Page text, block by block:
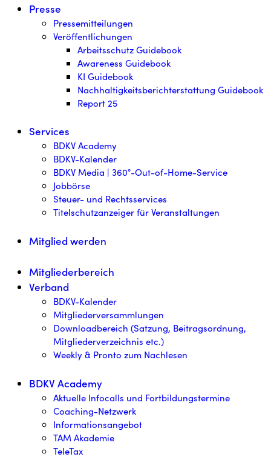
Presse
Pressemitteilungen
Veröffentlichungen
Arbeitsschutz Guidebook
Awareness Guidebook
KI Guidebook
Nachhaltigkeitsberichterstattung Guidebook
Report 25
Services
BDKV Academy
BDKV-Kalender
BDKV Media | 360°-Out-of-Home-Service
Jobbörse
Steuer- und Rechtsservices
Titelschutzanzeiger für Veranstaltungen
Mitglied werden
Mitgliederbereich
Verband
BDKV-Kalender
Mitgliederversammlungen
Downloadbereich (Satzung, Beitragsordnung,
Mitgliederverzeichnis etc.)
Weekly & Pronto zum Nachlesen
BDKV Academy
Aktuelle Infocalls und Fortbildungstermine
Coaching-Netzwerk
Informationsangebot
TAM Akademie
TeleTax